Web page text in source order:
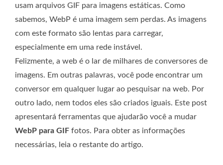
usam arquivos GIF para imagens estáticas. Como
sabemos, WebP é uma imagem sem perdas. As imagens
com este formato são lentas para carregar,
especialmente em uma rede instável.
Felizmente, a web é o lar de milhares de conversores de
imagens. Em outras palavras, você pode encontrar um
conversor em qualquer lugar ao pesquisar na web. Por
outro lado, nem todos eles são criados iguais. Este post
apresentará ferramentas que ajudarão você a mudar
WebP para GIF fotos. Para obter as informações
necessárias, leia o restante do artigo.